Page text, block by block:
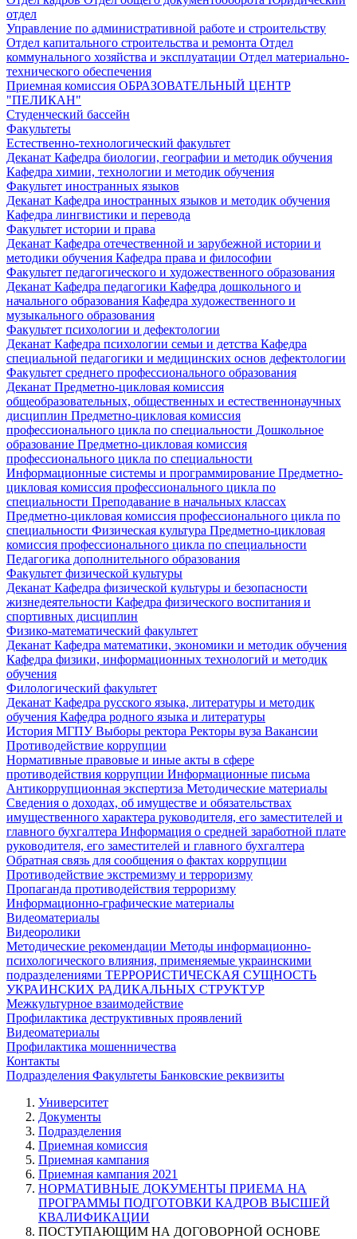
отдел
Управление по административной работе и строительству
Отдел капитального строительства и ремонта Отдел
коммунального хозяйства и эксплуатации Отдел материально-
технического обеспечения
Приемная комиссия ОБРАЗОВАТЕЛЬНЫЙ ЦЕНТР
"ПЕЛИКАН"
Студенческий бассейн
Факультеты
Естественно-технологический факультет
Деканат Кафедра биологии, географии и методик обучения
Кафедра химии, технологии и методик обучения
Факультет иностранных языков
Деканат Кафедра иностранных языков и методик обучения
Кафедра лингвистики и перевода
Факультет истории и права
Деканат Кафедра отечественной и зарубежной истории и
методики обучения Кафедра права и философии
Факультет педагогического и художественного образования
Деканат Кафедра педагогики Кафедра дошкольного и
начального образования Кафедра художественного и
музыкального образования
Факультет психологии и дефектологии
Деканат Кафедра психологии семьи и детства Кафедра
специальной педагогики и медицинских основ дефектологии
Факультет среднего профессионального образования
Деканат Предметно-цикловая комиссия
общеобразовательных, общественных и естественнонаучных
дисциплин Предметно-цикловая комиссия
профессионального цикла по специальности Дошкольное
образование Предметно-цикловая комиссия
профессионального цикла по специальности
Информационные системы и программирование Предметно-
цикловая комиссия профессионального цикла по
специальности Преподавание в начальных классах
Предметно-цикловая комиссия профессионального цикла по
специальности Физическая культура Предметно-цикловая
комиссия профессионального цикла по специальности
Педагогика дополнительного образования
Факультет физической культуры
Деканат Кафедра физической культуры и безопасности
жизнедеятельности Кафедра физического воспитания и
спортивных дисциплин
Физико-математический факультет
Деканат Кафедра математики, экономики и методик обучения
Кафедра физики, информационных технологий и методик
обучения
Филологический факультет
Деканат Кафедра русского языка, литературы и методик
обучения Кафедра родного языка и литературы
История МГПУВыборы ректора Ректоры вуза Вакансии
Противодействие коррупции
Нормативные правовые и иные акты в сфере
противодействия коррупции Информационные письма
Антикоррупционная экспертиза Методические материалы
Сведения о доходах, об имуществе и обязательствах
имущественного характера руководителя, его заместителей и
главного бухгалтера Информация о средней заработной плате
руководителя, его заместителей и главного бухгалтера
Обратная связь для сообщения о фактах коррупции
Противодействие экстремизму и терроризму
Пропаганда противодействия терроризму
Информационно-графические материалы
Видеоматериалы
Видеоролики
Методические рекомендации Методы информационно-
психологического влияния, применяемые украинскими
подразделениями ТЕРРОРИСТИЧЕСКАЯ СУЩНОСТЬ
УКРАИНСКИХ РАДИКАЛЬНЫХ СТРУКТУР
Межкультурное взаимодействие
Профилактика деструктивных проявлений
Видеоматериалы
Профилактика мошенничества
Контакты
Подразделения Факультеты Банковские реквизиты
Университет
Документы
Подразделения
Приемная комиссия
Приемная кампания
Приемная кампания 2021
НОРМАТИВНЫЕ ДОКУМЕНТЫ ПРИЕМА НА
ПРОГРАММЫ ПОДГОТОВКИ КАДРОВ ВЫСШЕЙ
КВАЛИФИКАЦИИ
ПОСТУПАЮЩИМ НА ДОГОВОРНОЙ ОСНОВЕ